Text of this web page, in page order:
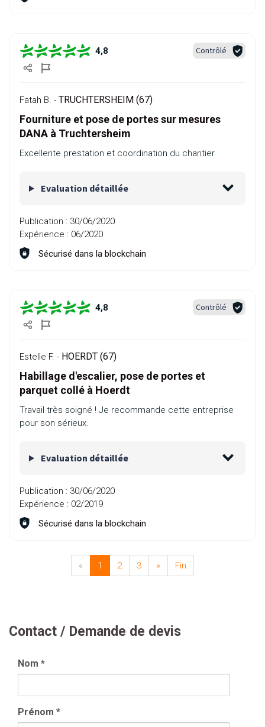
4,8 Contrôlé
Fatah B. - TRUCHTERSHEIM (67)
Fourniture et pose de portes sur mesures
DANA à Truchtersheim
Excellente prestation et coordination du chantier
Evaluation détaillée
Publication : 30/06/2020
Expérience : 06/2020
Sécurisé dans la blockchain
4,8 Contrôlé
Estelle F. - HOERDT (67)
Habillage d'escalier, pose de portes et
parquet collé à Hoerdt
Travail très soigné ! Je recommande cette entreprise
pour son sérieux.
Evaluation détaillée
Publication : 30/06/2020
Expérience : 02/2019
Sécurisé dans la blockchain
« 1 2 3 » Fin
Contact / Demande de devis
Nom *
Prénom *